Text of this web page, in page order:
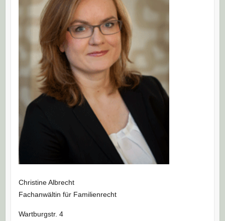
Christine Albrecht
Fachanwältin für Familienrecht
Wartburgstr. 4